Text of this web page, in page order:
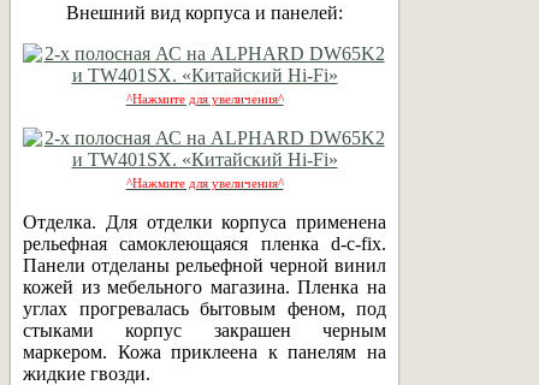
Внешний вид корпуса и панелей:
^Нажмите для увеличения^
^Нажмите для увеличения^
Отделка. Для отделки корпуса применена
рельефная самоклеющаяся пленка d-c-fix.
Панели отделаны рельефной черной винил
кожей из мебельного магазина. Пленка на
углах прогревалась бытовым феном, под
стыками корпус закрашен черным
маркером. Кожа приклеена к панелям на
жидкие гвозди.